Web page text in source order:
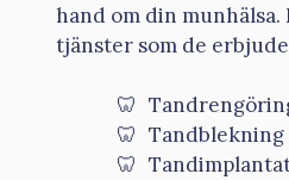
hand om din munhälsa.
tjänster som de
Tandblekning